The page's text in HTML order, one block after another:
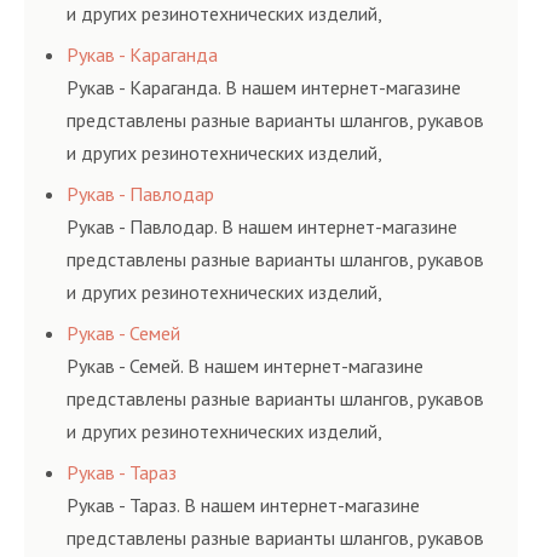
и других резинотехнических изделий,
соответствующих ГОСТам, техническим условиям
и нормативам.
Рукав - Караганда
Рукав - Караганда. В нашем интернет-магазине
представлены разные варианты шлангов, рукавов
и других резинотехнических изделий,
соответствующих ГОСТам, техническим условиям
и нормативам.
Рукав - Павлодар
Рукав - Павлодар. В нашем интернет-магазине
представлены разные варианты шлангов, рукавов
и других резинотехнических изделий,
соответствующих ГОСТам, техническим условиям
и нормативам.
Рукав - Семей
Рукав - Семей. В нашем интернет-магазине
представлены разные варианты шлангов, рукавов
и других резинотехнических изделий,
соответствующих ГОСТам, техническим условиям
и нормативам.
Рукав - Тараз
Рукав - Тараз. В нашем интернет-магазине
представлены разные варианты шлангов, рукавов